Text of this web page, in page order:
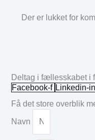
Der er lukket for
Deltag i fællesskabet i
Facebook-f Linkedin-in
Få det store overblik
Navn